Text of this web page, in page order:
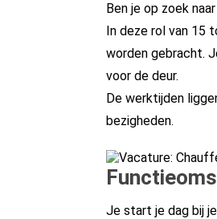
Ben je op zoek
In deze rol van 15
worden gebracht.
voor de deur.
De werktijden
bezigheden.
Je start je dag bij